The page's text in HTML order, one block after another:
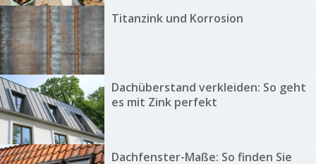
Titanzink und Korrosion
Dachüberstand verkleiden: So geht
es mit Zink perfekt
Dachfenster-Maße: So finden Sie